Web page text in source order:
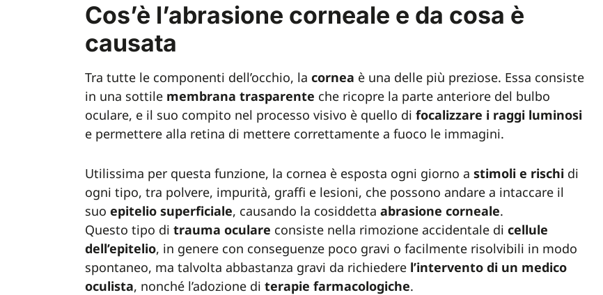
Cos’è l’abrasione corneale e da cosa è
causata
Tra tutte le componenti dell’occhio, la cornea è una delle più preziose. Essa consiste
in una sottile membrana trasparente che ricopre la parte anteriore del bulbo
oculare, e il suo compito nel processo visivo è quello di focalizzare i raggi luminosi
e permettere alla retina di mettere correttamente a fuoco le immagini.
Utilissima per questa funzione, la cornea è esposta ogni giorno a stimoli e rischi di
ogni tipo, tra polvere, impurità, graffi e lesioni, che possono andare a intaccare il
suo epitelio superficiale, causando la cosiddetta abrasione corneale.
Questo tipo di trauma oculare consiste nella rimozione accidentale di cellule
dell’epitelio, in genere con conseguenze poco gravi o facilmente risolvibili in modo
spontaneo, ma talvolta abbastanza gravi da richiedere l’intervento di un medico
oculista, nonché l’adozione di terapie farmacologiche.